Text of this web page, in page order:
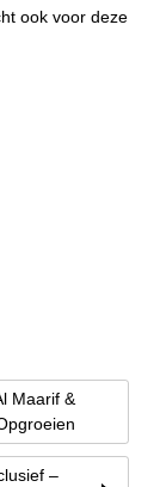
ook voor deze
Maarif &
–